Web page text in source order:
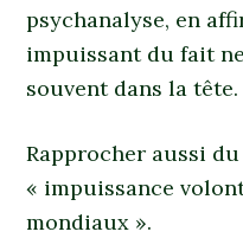
psychanalyse, en
impuissant du fait
souvent dans la tête.
Rapprocher aussi
« impuissance
mondiaux ».